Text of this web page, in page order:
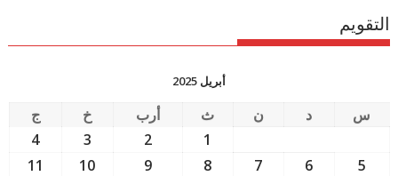
التقويم
أبريل 2025
س د ن ث أرب خ
ج
1
2
3
4
5
6
7
8
9
10
11